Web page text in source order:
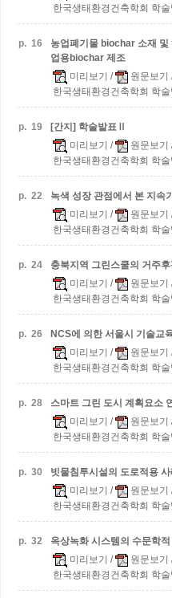
한국생태환경건축학회 학
p. 16
농업폐기물 biochar 소재 및
업용biochar 제조
미리보기 / 원문보기
한국생태환경건축학회 학
p. 19
[간지] 학술발표Ⅱ
미리보기 / 원문보기
한국생태환경건축학회 학
p. 22 녹색 성장 관점에서 본 지속
미리보기 / 원문보기
한국생태환경건축학회 학
p. 24
충북지역 그린스쿨의 거주
미리보기 / 원문보기
한국생태환경건축학회 학
p. 26
NCS에 의한 서울시 기술교
미리보기 / 원문보기
한국생태환경건축학회 학
p. 28
스마트 그린 도시 계획요소
미리보기 / 원문보기
한국생태환경건축학회 학
p. 30
빗물침투시설의 도로적용
미리보기 / 원문보기
한국생태환경건축학회 학
p. 32
옥상녹화 시스템의 수문학
미리보기 / 원문보기
한국생태환경건축학회 학